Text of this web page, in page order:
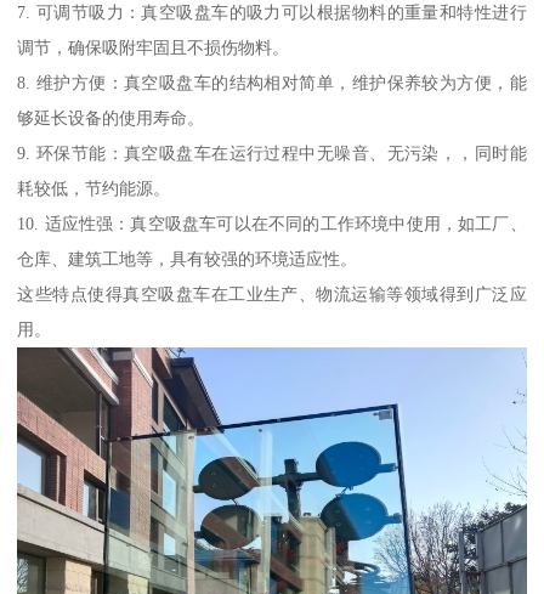
7. 可调节吸力：真空吸盘车的吸力可以根据物料的重量和特性进行
调节，确保吸附牢固且不损伤物料。
8. 维护方便：真空吸盘车的结构相对简单，维护保养较为方便，能
够延长设备的使用寿命。
9. 环保节能：真空吸盘车在运行过程中无噪音、无污染，，同时能
耗较低，节约能源。
10. 适应性强：真空吸盘车可以在不同的工作环境中使用，如工厂、
仓库、建筑工地等，具有较强的环境适应性。
这些特点使得真空吸盘车在工业生产、物流运输等领域得到广泛应
用。